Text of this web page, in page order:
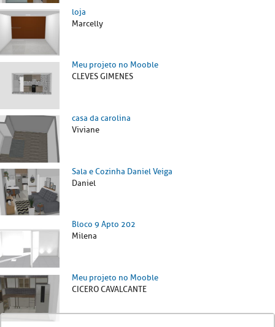
loja
Marcelly
Meu projeto no Mooble
CLEVES GIMENES
casa da carolina
Viviane
Sala e Cozinha Daniel Veiga
Daniel
Bloco 9 Apto 202
Milena
Meu projeto no Mooble
CICERO CAVALCANTE